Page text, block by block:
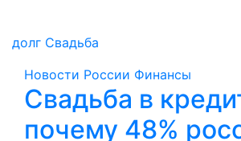
долг Свадьба
Новости России Финансы
Свадьба в
почему 48%